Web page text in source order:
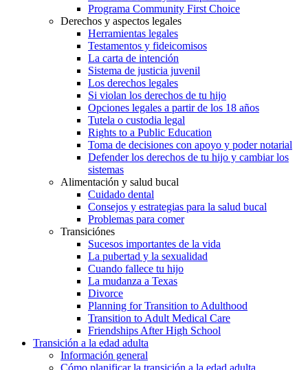
Programa Community First Choice
Derechos y aspectos legales
Herramientas legales
Testamentos y fideicomisos
La carta de intención
Sistema de justicia juvenil
Los derechos legales
Si violan los derechos de tu hijo
Opciones legales a partir de los 18 años
Tutela o custodia legal
Rights to a Public Education
Toma de decisiones con apoyo y poder notarial
Defender los derechos de tu hijo y cambiar los
sistemas
Alimentación y salud bucal
Cuidado dental
Consejos y estrategias para la salud bucal
Problemas para comer
Transiciónes
Sucesos importantes de la vida
La pubertad y la sexualidad
Cuando fallece tu hijo
La mudanza a Texas
Divorce
Planning for Transition to Adulthood
Transition to Adult Medical Care
Friendships After High School
Transición a la edad adulta
Información general
Cómo planificar la transición a la edad adulta